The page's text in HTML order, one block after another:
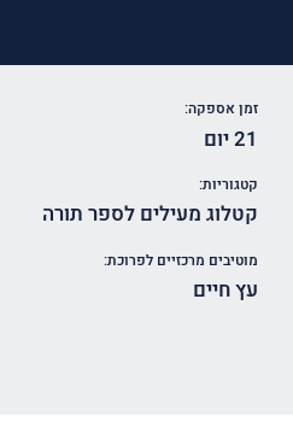
זמן אספקה:
21 יום
קטגוריות:
קטלוג מעילים לספר תורה
מוטיבים מרכזיים לפרוכת:
עץ חיים